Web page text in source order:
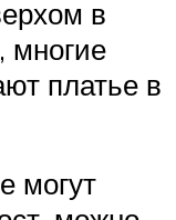
в
многие
платье в
могут